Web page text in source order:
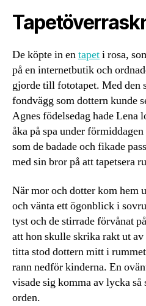
De köpte in entapeti rosa,
på en internetbutik och
gjorde till fototapet. Med den
fondvägg som dottern kunde
Agnes födelsedag hade Lena
åka på spa under
som de badade och fikade
med sin bror på att tapetsera
När mor och dotter kom hem
och vänta ett ögonblick i
tyst och de stirrade förvånat
att hon skulle skrika rakt ut
titta stod dottern mitt i
rann nedför kinderna. En
visade sig komma av lycka
orden.